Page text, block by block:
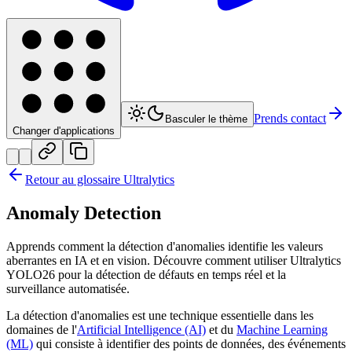
Changer d'applications
Basculer le thème Prends contact
Retour au glossaire Ultralytics
Anomaly Detection
Apprends comment la détection d'anomalies identifie les valeurs
aberrantes en IA et en vision. Découvre comment utiliser Ultralytics
YOLO26 pour la détection de défauts en temps réel et la
surveillance automatisée.
La détection d'anomalies est une technique essentielle dans les
domaines de l'Artificial Intelligence (AI) et du Machine Learning
(ML) qui consiste à identifier des points de données, des événements